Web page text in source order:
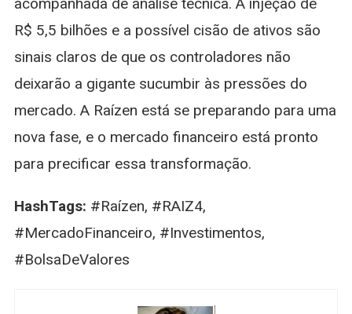
R$ 5,5 bilhões e a possível cisão de ativos são
sinais claros de que os controladores não
deixarão a gigante sucumbir às pressões do
mercado. A Raízen está se preparando para uma
nova fase, e o mercado financeiro está pronto
para precificar essa transformação.
HashTags: #Raízen, #RAIZ4,
#MercadoFinanceiro, #Investimentos,
#BolsaDeValores